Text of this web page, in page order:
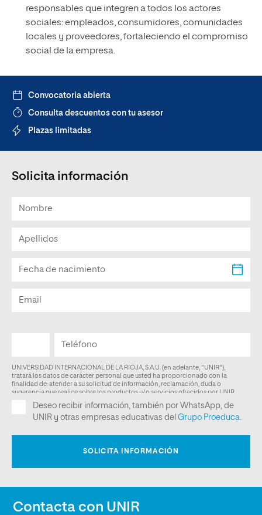
responsables que integren a todos los actores
sociales: empleados, consumidores, comunidades
locales y proveedores, fortaleciendo el compromiso
social de la empresa.
Convocatoria abierta
Consulta descuentos con tu asesor
Plazas limitadas
Solicita información
Contacta con UNIR